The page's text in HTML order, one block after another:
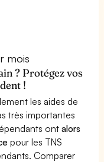
mois
? Protégez vos
!
les aides de
très importantes
ontalors
pour les TNS
Comparer